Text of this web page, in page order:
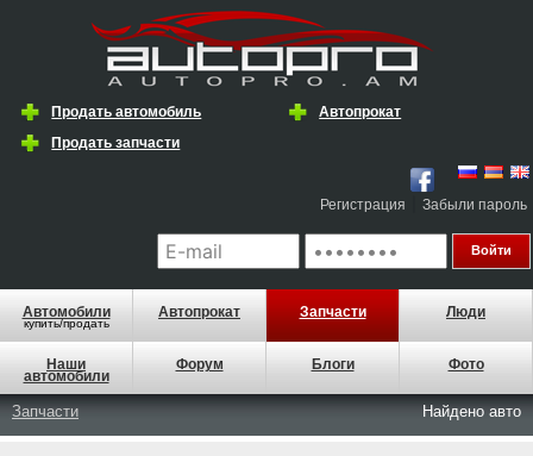
Продать автомобиль
Автопрокат
Продать запчасти
Регистрация Забыли пароль
Автомобили
купить/продать
Автопрокат Запчасти Люди
Наши
автомобили
Форум Блоги Фото
Запчасти Найдено авто